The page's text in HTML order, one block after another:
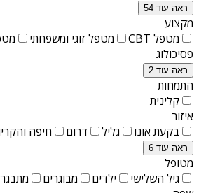
ראה עוד 54
מקצוע
מטפל CBT
מטפל זוגי ומשפחתי
פסיכולוג
ראה עוד 2
התמחות
קלינית
איזור
בקעת אונו
גליל דרום חיפה
ראה עוד 6
מטופל
גיל השלישי
ילדים מבוגרים